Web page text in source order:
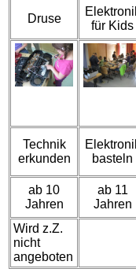
Druse
für Kids
Technik
erkunden
basteln
ab 10
Jahren
ab 11
Jahren
Wird z.Z.
nicht
angeboten